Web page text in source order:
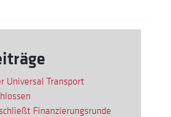
Universal Transport
Finanzierungsrunde